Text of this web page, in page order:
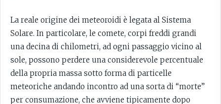
La reale origine dei meteoroidi è legata al Sistema
Solare. In particolare, le comete, corpi freddi grandi
una decina di chilometri, ad ogni passaggio vicino al
sole, possono perdere una considerevole percentuale
della propria massa sotto forma di particelle
meteoriche andando incontro ad una sorta di “morte”
per consumazione, che avviene tipicamente dopo